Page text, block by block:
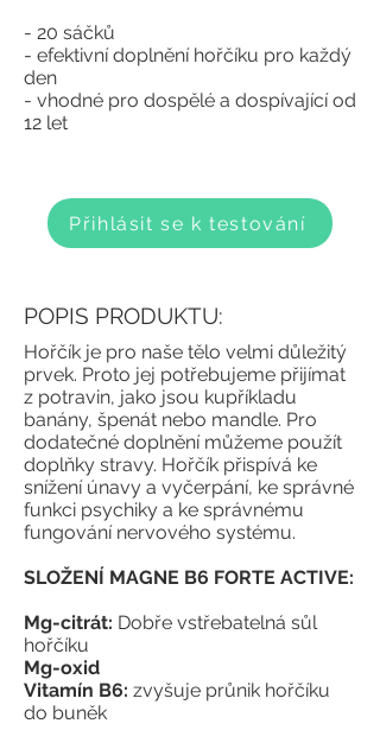
- 20 sáčků
- efektivní doplnění hořčíku pro každý
den
- vhodné pro dospělé a dospívající od
12 let
Přihlásit se k testování
POPIS PRODUKTU:
Hořčík je pro naše tělo velmi důležitý
prvek. Proto jej potřebujeme přijímat
z potravin, jako jsou kupříkladu
banány, špenát nebo mandle. Pro
dodatečné doplnění můžeme použít
doplňky stravy. Hořčík přispívá ke
snížení únavy a vyčerpání, ke správné
funkci psychiky a ke správnému
fungování nervového systému.
SLOŽENÍ MAGNE B6 FORTE ACTIVE:
Mg-citrát: Dobře vstřebatelná sůl
hořčíku
Mg-oxid
Vitamín B6: zvyšuje průnik hořčíku
do buněk